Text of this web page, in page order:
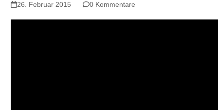
26. Februar 2015 0 Kommentare